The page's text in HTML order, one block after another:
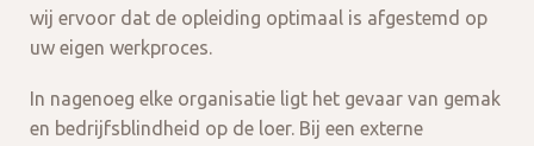
wij ervoor dat de opleiding optimaal is afgestemd op
uw eigen werkproces.
In nagenoeg elke organisatie ligt het gevaar van gemak
en bedrijfsblindheid op de loer. Bij een externe